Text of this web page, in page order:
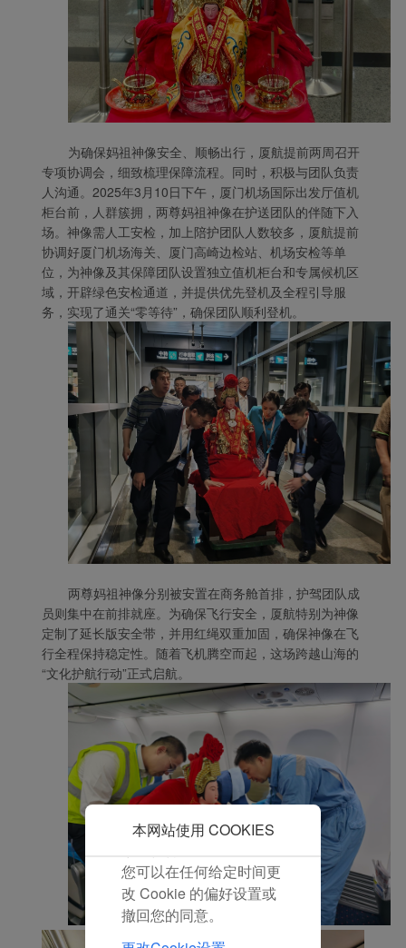
为确保妈祖神像安全、顺畅出行，厦航提前两周召开
专项协调会，细致梳理保障流程。同时，积极与团队负责
人沟通。2025年3月10日下午，厦门机场国际出发厅值机
柜台前，人群簇拥，两尊妈祖神像在护送团队的伴随下入
场。神像需人工安检，加上陪护团队人数较多，厦航提前
协调好厦门机场海关、厦门高崎边检站、机场安检等单
位，为神像及其保障团队设置独立值机柜台和专属候机区
域，开辟绿色安检通道，并提供优先登机及全程引导服
务，实现了通关“零等待”，确保团队顺利登机。
两尊妈祖神像分别被安置在商务舱首排，护驾团队成
员则集中在前排就座。为确保飞行安全，厦航特别为神像
定制了延长版安全带，并用红绳双重加固，确保神像在飞
行全程保持稳定性。随着飞机腾空而起，这场跨越山海的
“文化护航行动”正式启航。
本网站使用 COOKIES
Xiamenair.com使用功能
型和分析型Cookie 来确
保我们的网站正常运行，
并为您提供最佳的用户体
验。 使用本网站，功能型
和分析型Cookie将被安装
在您的浏览器中。
在您的同意下，我们还将
使用营销Cookie (i) 分析
我们的营销绩效 (ii) 个性
化我们广告中的优惠信
息。 通过放置这些
Cookie，厦门航空和第三
方可以跟踪您的互联网行
为以使我们的内容和广告
与您的兴趣更加契合。
点击“接受”即表示您同意
放置所有的营销Cookie。
点击“拒绝”，我们将不会
您可以在任何给定时间更
改 Cookie 的偏好设置或
撤回您的同意。